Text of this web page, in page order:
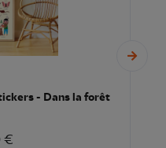
- Dans la forêt
€